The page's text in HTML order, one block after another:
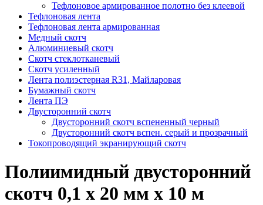
Тефлоновое армированное полотно без клеевой
Тефлоновая лента
Тефлоновая лента армированная
Медный скотч
Алюминиевый скотч
Скотч стеклотканевый
Скотч усиленный
Лента полиэстерная R31, Майларовая
Бумажный скотч
Лента ПЭ
Двусторонний скотч
Двусторонний скотч вспененный черный
Двусторонний скотч вспен. серый и прозрачный
Токопроводящий экранирующий скотч
Полиимидный двусторонний
скотч 0,1 х 20 мм х 10 м